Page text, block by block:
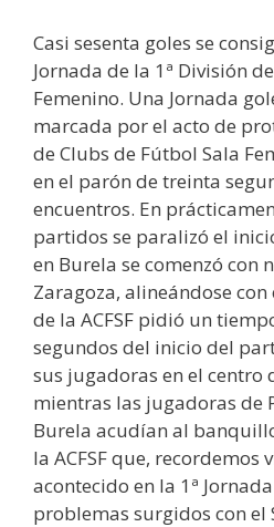
Casi sesenta goles se
Jornada de la 1ª División
Femenino. Una Jornada
marcada por el acto de
de Clubs de Fútbol Sala
en el parón de treinta
encuentros. En
partidos se paralizó el
en Burela se comenzó con
Zaragoza, alineándose
de la ACFSF pidió un
segundos del inicio del
sus jugadoras en el centro
mientras las jugadoras de
Burela acudían al
la ACFSF que,
acontecido en la 1ª
problemas surgidos con el